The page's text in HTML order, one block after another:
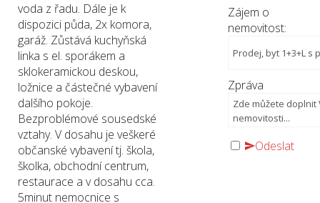
voda z řadu. Dále je k
dispozici půda, 2x komora,
garáž. Zůstává kuchyňská
linka s el. sporákem a
sklokeramickou deskou,
ložnice a částečné vybavení
dalšího pokoje.
Bezproblémové sousedské
vztahy. V dosahu je veškeré
občanské vybavení tj. škola,
školka, obchodní centrum,
restaurace a v dosahu cca.
5minut nemocnice s
Zájem o
nemovitost:
Zpráva
Odeslat